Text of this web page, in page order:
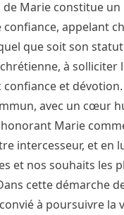
de Marie constitue
confiance, appelant
que soit son
à solliciter
confiance et
avec un cœur
Marie
intercesseur, et en
et nos souhaits les
cette démarche
à poursuivre la